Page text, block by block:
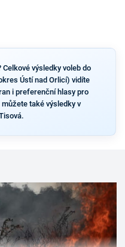
výsledky voleb do
Ústí nad Orlicí) vidíte
i preferenční hlasy pro
také výsledky v